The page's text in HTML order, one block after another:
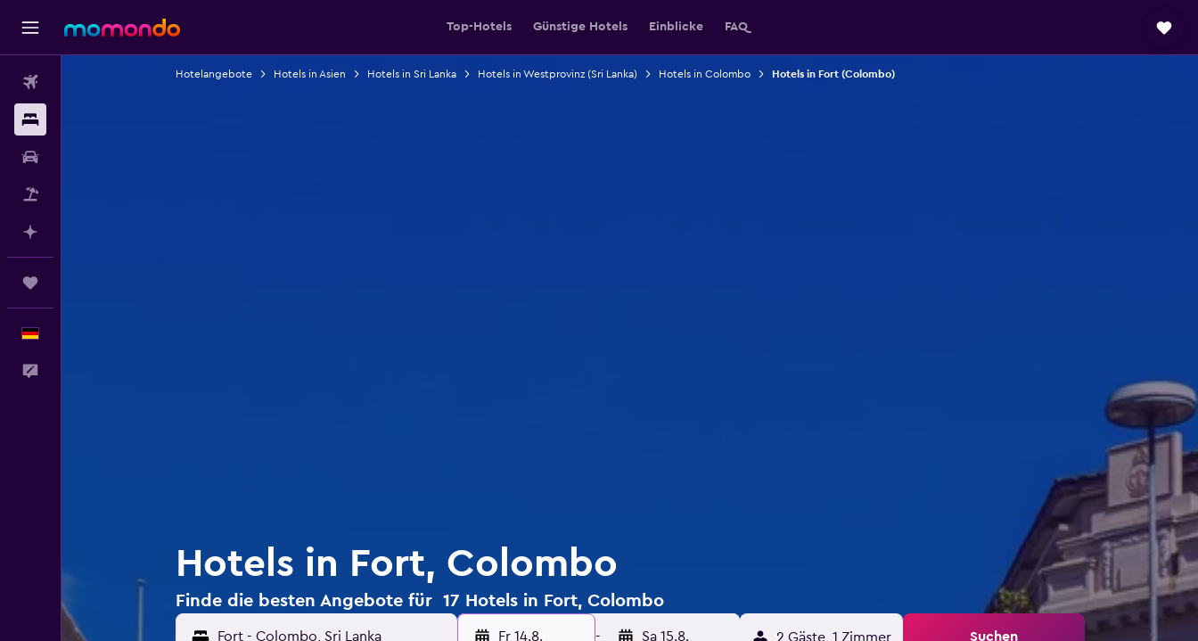
Top-Hotels Günstige Hotels Einblicke FAQ
Hotelangebote Hotels in Asien Hotels in Sri Lanka Hotels in Westprovinz (Sri Lanka) Hotels in Colombo Hotels in Fort (Colombo)
Hotels in Fort, Colombo
Finde die besten Angebote für 17 Hotels in Fort, Colombo
Fr 14.8. - Sa 15.8. 2 Gäste, 1 Zimmer Suchen